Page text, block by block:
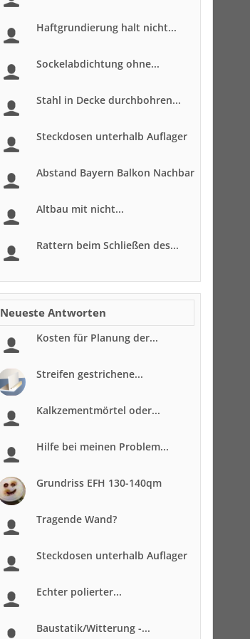
Haftgrundierung halt nicht...
Sockelabdichtung ohne...
Stahl in Decke durchbohren...
Steckdosen unterhalb Auflager
Abstand Bayern Balkon Nachbar
Altbau mit nicht...
Rattern beim Schließen des...
Neueste Antworten
Kosten für Planung der...
Streifen gestrichene...
Kalkzementmörtel oder...
Hilfe bei meinen Problem...
Grundriss EFH 130-140qm
Tragende Wand?
Steckdosen unterhalb Auflager
Echter polierter...
Baustatik/Witterung -...